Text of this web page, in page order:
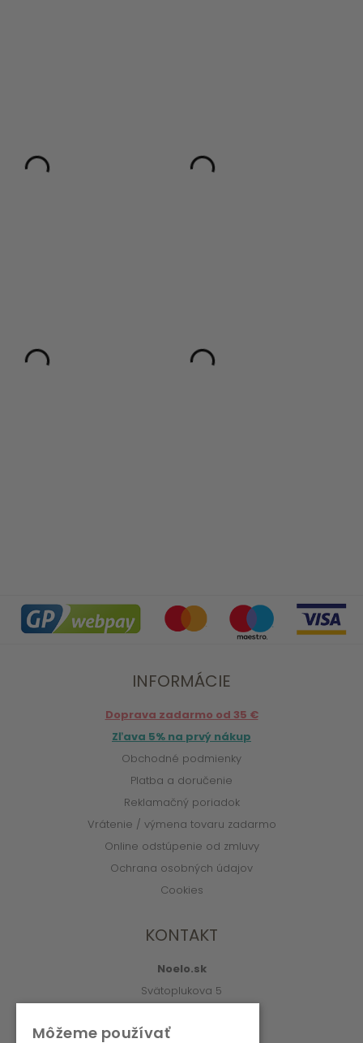
INFORMÁCIE
Doprava zadarmo od 35 €
Zľava 5% na prvý nákup
Obchodné podmienky
Platba a doručenie
Reklamačný poriadok
Vrátenie / výmena tovaru zadarmo
Online odstúpenie od zmluvy
Ochrana osobných údajov
Cookies
KONTAKT
Noelo.sk
Svätoplukova 5
Môžeme používať